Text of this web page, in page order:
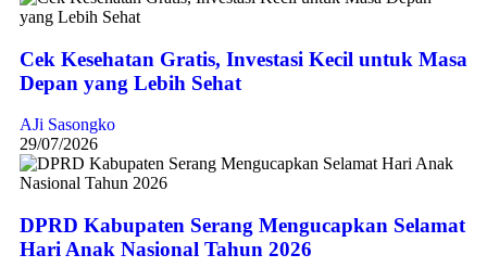
Cek Kesehatan Gratis, Investasi Kecil untuk Masa
Depan yang Lebih Sehat
AJi Sasongko
29/07/2026
DPRD Kabupaten Serang Mengucapkan Selamat
Hari Anak Nasional Tahun 2026